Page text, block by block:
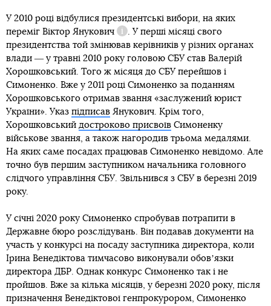
У 2010 році відбулися президентські вибори, на яких
переміг Віктор Янукович
Довідка
. У перші місяці свого
президентства той змінював керівників у різних органах
влади ― у травні 2010 року головою СБУ став Валерій
Хорошковський. Того ж місяця до СБУ перейшов і
Симоненко. Вже у 2011 році Симоненко за поданням
Хорошковського отримав звання «заслужений юрист
України». Указ підписав Янукович. Крім того,
Хорошковський достроково присвоїв Симоненку
військове звання, а також нагородив трьома медалями.
На яких саме посадах працював Симоненко невідомо. Але
точно був першим заступником начальника головного
слідчого управління СБУ. Звільнився з СБУ в березні 2019
року.
У січні 2020 року Симоненко спробував потрапити в
Державне бюро розслідувань. Він подавав документи на
участь у конкурсі на посаду заступника директора, коли
Ірина Венедіктова тимчасово виконували обовʼязки
директора ДБР. Однак конкурс Симоненко так і не
пройшов. Вже за кілька місяців, у березні 2020 року, після
призначення Венедіктової генпрокурором, Симоненко